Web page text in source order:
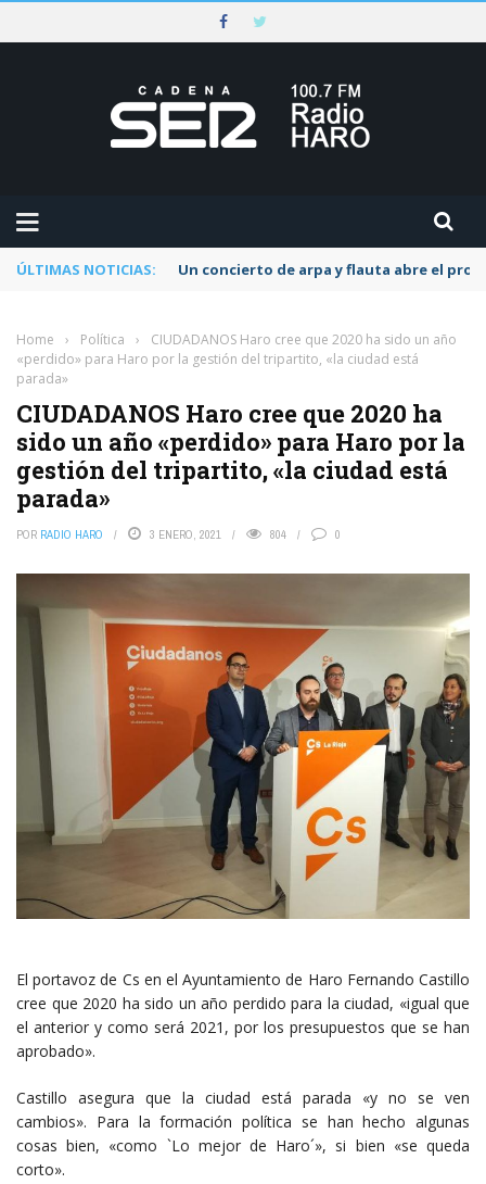
ÚLTIMAS NOTICIAS: Un concierto de arpa y flauta abre el
Home › Política ›
CIUDADANOS Haro cree que 2020 ha sido un año
«perdido» para Haro por la gestión del tripartito, «la ciudad está
parada»
CIUDADANOS Haro cree que 2020 ha
sido un año «perdido» para Haro por la
gestión del tripartito, «la ciudad está
parada»
POR RADIO HARO 3 ENERO, 2021 804 0
El portavoz de Cs en el Ayuntamiento de Haro Fernando Castillo
cree que 2020 ha sido un año perdido para la ciudad, «igual que
el anterior y como será 2021, por los presupuestos que se han
aprobado».
Castillo asegura que la ciudad está parada «y no se ven
cambios». Para la formación política se han hecho algunas
cosas bien, «como `Lo mejor de Haro´», si bien «se queda
corto».